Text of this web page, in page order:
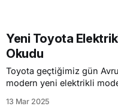
Yeni Toyota
Okudu
Toyota geçtiğimiz gün
modern yeni elektrikli
taşıyan bir araç oldu. Sürüşünüze özel bir eğlence karakteri katan yepyeni C-HR+ şık
13 Mar 2025